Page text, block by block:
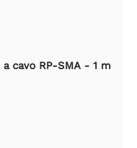
cavo RP-SMA - 1 m